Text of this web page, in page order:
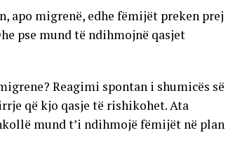
apo migrenë, edhe fëmijët preken prej
pse mund të ndihmojnë qasjet
Reagimi spontan i shumicës së
që kjo qasje të rishikohet. Ata
mund t’i ndihmojë fëmijët në plan